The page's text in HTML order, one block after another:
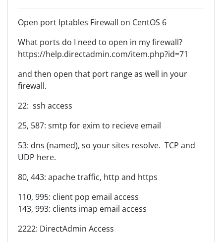
Open port Iptables Firewall on CentOS 6
What ports do I need to open in my firewall?
https://help.directadmin.com/item.php?id=71
and then open that port range as well in your
firewall.
22: ssh access
25, 587: smtp for exim to recieve email
53: dns (named), so your sites resolve. TCP and
UDP here.
80, 443: apache traffic, http and https
110, 995: client pop email access
143, 993: clients imap email access
2222: DirectAdmin Access